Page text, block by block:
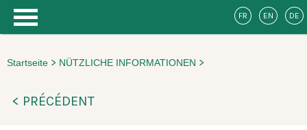
FR EN DE
Startseite > NÜTZLICHE INFORMATIONEN >
< PRÉCÉDENT